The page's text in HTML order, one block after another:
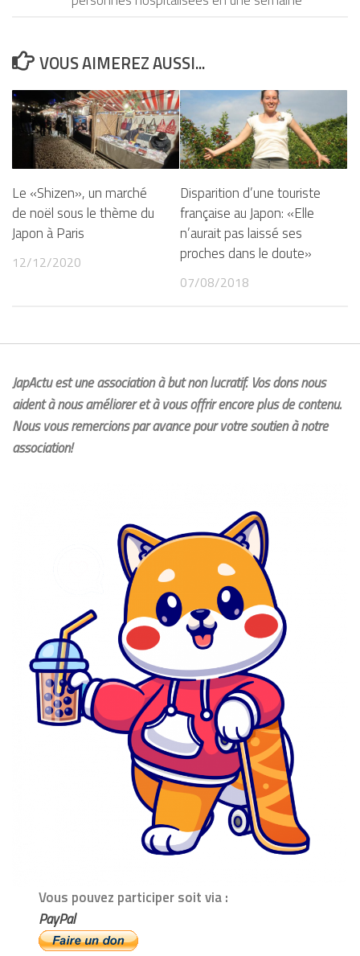
VOUS AIMEREZ AUSSI...
Le «Shizen», un marché
de noël sous le thème du
Japon à Paris
12/12/2020
Disparition d’une touriste
française au Japon: «Elle
n’aurait pas laissé ses
proches dans le doute»
07/08/2018
JapActu est une association à but non lucratif. Vos dons nous
aident à nous améliorer et à vous offrir encore plus de contenu.
Nous vous remercions par avance pour votre soutien à notre
association!
Vous pouvez participer soit via :
PayPal